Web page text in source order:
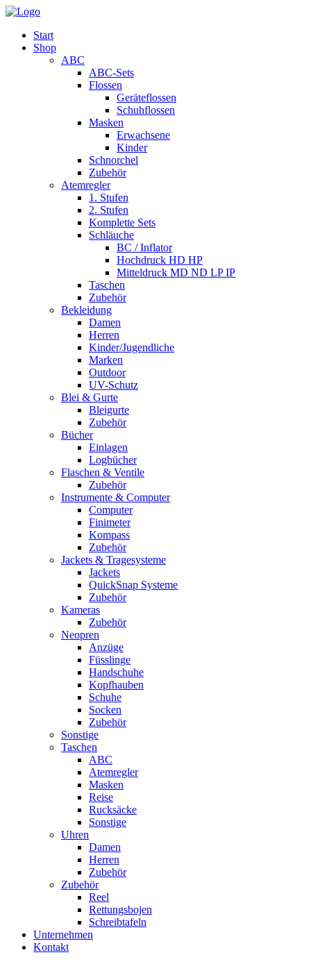
Start
Shop
ABC
ABC-Sets
Flossen
Geräteflossen
Schuhflossen
Masken
Erwachsene
Kinder
Schnorchel
Zubehör
Atemregler
1. Stufen
2. Stufen
Komplette Sets
Schläuche
BC / Inflator
Hochdruck HD HP
Mitteldruck MD ND LP IP
Taschen
Zubehör
Bekleidung
Damen
Herren
Kinder/Jugendliche
Marken
Outdoor
UV-Schutz
Blei & Gurte
Bleigurte
Zubehör
Bücher
Einlagen
Logbücher
Flaschen & Ventile
Zubehör
Instrumente & Computer
Computer
Finimeter
Kompass
Zubehör
Jackets & Tragesysteme
Jackets
QuickSnap Systeme
Zubehör
Kameras
Zubehör
Neopren
Anzüge
Füsslinge
Handschuhe
Kopfhauben
Schuhe
Socken
Zubehör
Sonstige
Taschen
ABC
Atemregler
Masken
Reise
Rucksäcke
Sonstige
Uhren
Damen
Herren
Zubehör
Zubehör
Reel
Rettungsbojen
Schreibtafeln
Unternehmen
Kontakt